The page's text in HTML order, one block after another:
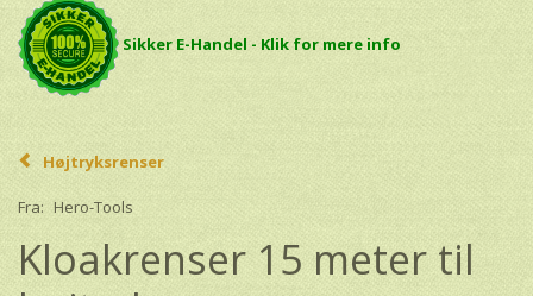
Sikker E-Handel - Klik for mere info
Højtryksrenser
Fra: Hero-Tools
Kloakrenser 15 meter til